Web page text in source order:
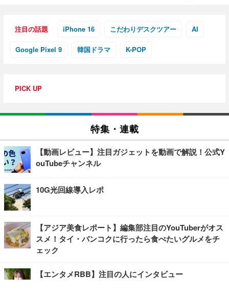
注目の話題 iPhone 16 こだわりデスクツアー AI
Google Pixel 9 韓国ドラマ K-POP
PICK UP
特集・連載
【動画レビュー】注目ガジェットを動画で解説！公式Y
ouTubeチャンネル
10G光回線導入レポ
【アジア美食レポート】編集部注目のYouTuberがオス
スメ！タイ・バンコクに行ったら食べたいグルメをチ
ェック
【エンタメRBB】注目の人にインタビュー